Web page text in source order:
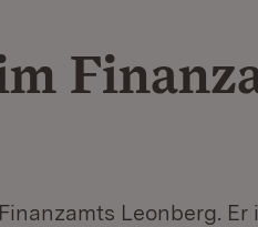
Leonberg.